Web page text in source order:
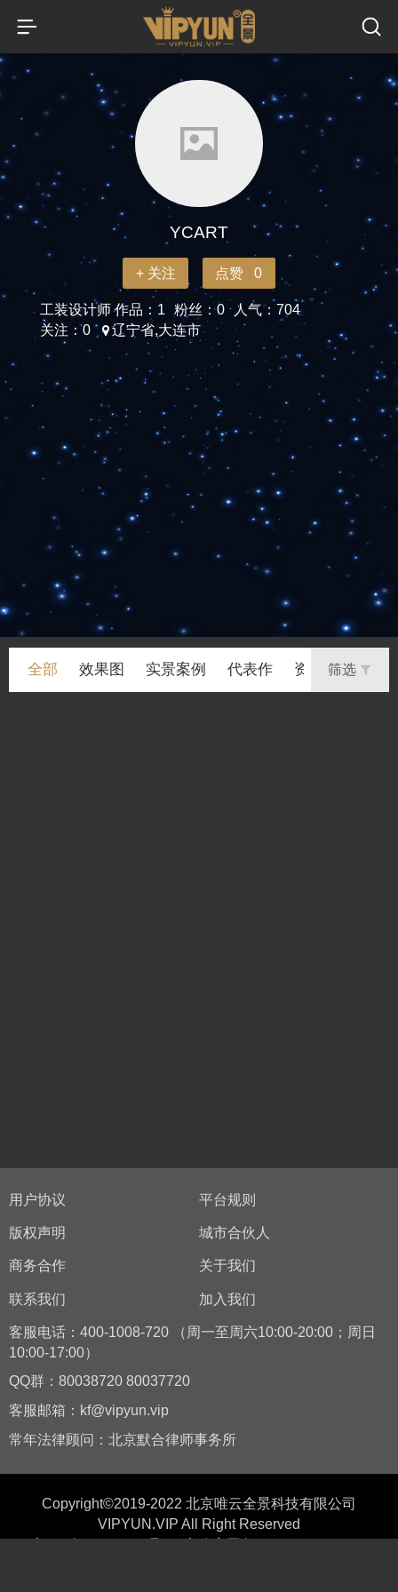
YCART
+ 关注 点赞 0
工装设计师 作品：1 粉丝：0
人气：704
关注：0
辽宁省,大连市
全部 效果图 实景案例 代表作 资讯 筛选
用户协议 平台规则
版权声明 城市合伙人
商务合作 关于我们
联系我们 加入我们
客服电话：400-1008-720 （周一至周六10:00-20:00；周日
10:00-17:00）
QQ群：80038720 80037720
客服邮箱：kf@vipyun.vip
常年法律顾问：北京默合律师事务所
Copyright©2019-2022 北京唯云全景科技有限公司
VIPYUN.VIP All Right Reserved